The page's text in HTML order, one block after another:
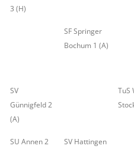
3 (H)
SF Springer
Bochum 1 (A)
SV
Günnigfeld 2
(A)
TuS
SU Annen 2
SV Hattingen